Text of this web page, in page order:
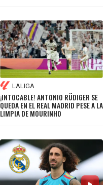
LALIGA
¡INTOCABLE! ANTONIO RÜDIGER SE
QUEDA EN EL REAL MADRID PESE A LA
LIMPIA DE MOURINHO